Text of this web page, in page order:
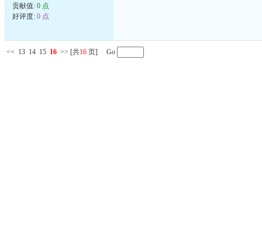
贡献值: 0 点
好评度: 0 点
<< 13 14 15 16 >> [共16 页] Go